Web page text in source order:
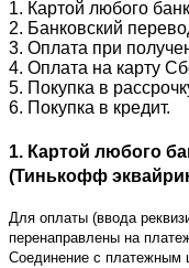
1. Картой любого
2. Банковский
3. Оплата при
4. Оплата на карту
5. Покупка в
6. Покупка в кредит.
1. Картой любого
(Тинькофф
Для оплаты (ввода
перенаправлены на
Соединение с